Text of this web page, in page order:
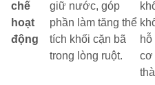
chế
hoạt
động
giữ nước, góp
phần làm tăng thể
tích khối cặn bã
trong lòng ruột.
cơ